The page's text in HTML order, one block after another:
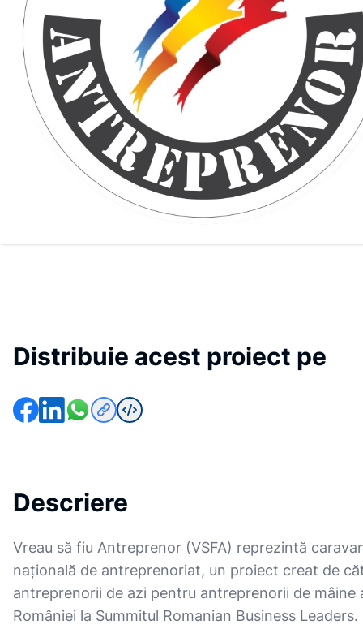
Distribuie acest proiect pe
Descriere
Vreau să fiu Antreprenor (VSFA) reprezintă
națională de antreprenoriat, un proiect creat de
antreprenorii de azi pentru antreprenorii de mâine
României la Summitul Romanian Business Leaders.